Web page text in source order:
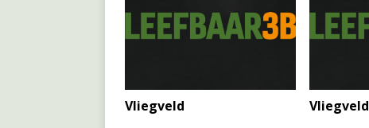
Vliegveld Vliegveld